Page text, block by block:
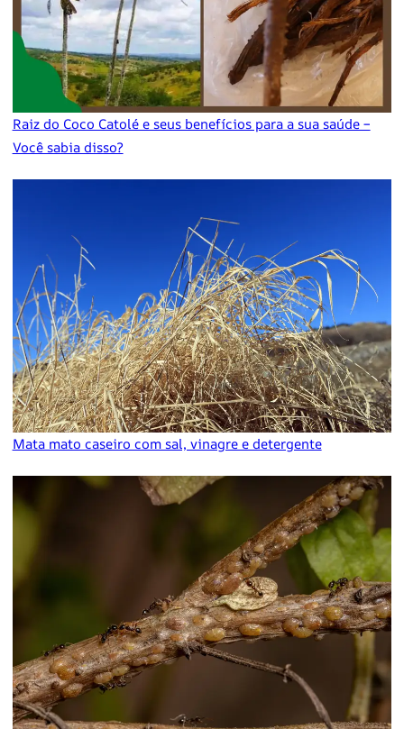
Raiz do Coco Catolé e seus benefícios para a sua saúde –
Você sabia disso?
Mata mato caseiro com sal, vinagre e detergente